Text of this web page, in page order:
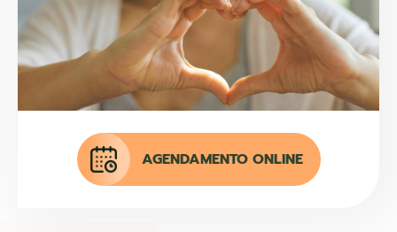
AGENDAMENTO ONLINE